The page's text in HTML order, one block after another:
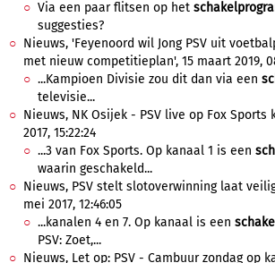
Via een paar flitsen op het
suggesties?
Nieuws, 'Feyenoord wil Jong PSV uit
met nieuw competitieplan', 15 maart 2019,
...Kampioen Divisie zou dit dan via een
televisie...
Nieuws, NK Osijek - PSV live op Fox Sports
2017, 15:22:24
...3 van Fox Sports. Op kanaal 1 is een
waarin geschakeld...
Nieuws, PSV stelt slotoverwinning laat
mei 2017, 12:46:05
...kanalen 4 en 7. Op kanaal is een
PSV: Zoet,...
Nieuws, Let op: PSV - Cambuur zondag op